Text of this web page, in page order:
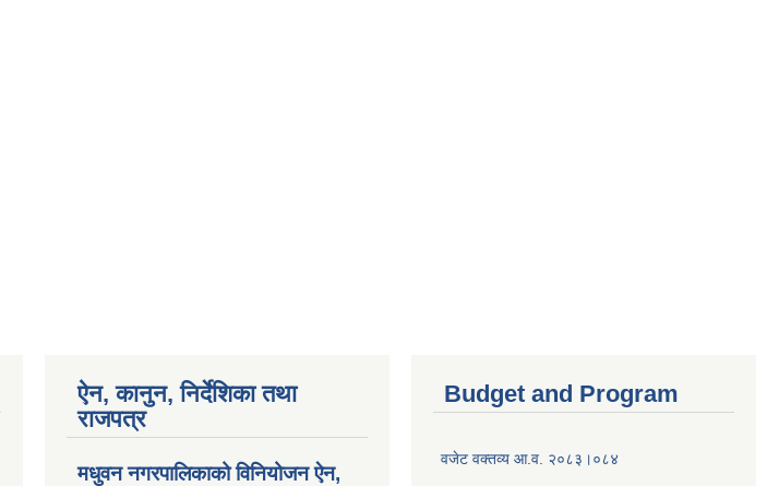
ऐन, कानुन, निर्देशिका तथा
राजपत्र
मधुवन नगरपालिकाको विनियोजन ऐन,
Budget and Program
वजेट वक्तव्य आ.व. २०८३।०८४